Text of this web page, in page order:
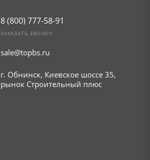
8 (800) 777-58-91
ЗАКАЗАТЬ ЗВОНОК
sale@topbs.ru
г. Обнинск, Киевское шоссе 35,
рынок Строительный плюс